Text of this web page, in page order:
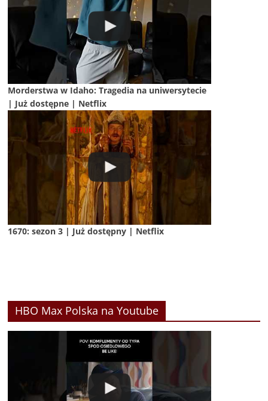
Morderstwa w Idaho: Tragedia na uniwersytecie
| Już dostępne | Netflix
1670: sezon 3 | Już dostępny | Netflix
HBO Max Polska na Youtube